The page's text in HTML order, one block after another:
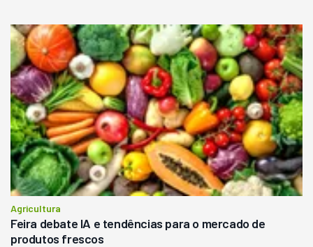
Agricultura
Feira debate IA e tendências para o mercado de
produtos frescos